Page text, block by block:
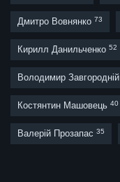
Дмитро Вовнянко 73
Кирилл Данильченко 52
Володимир Завгородній
Костянтин Машовець 40
Валерій Прозапас 35